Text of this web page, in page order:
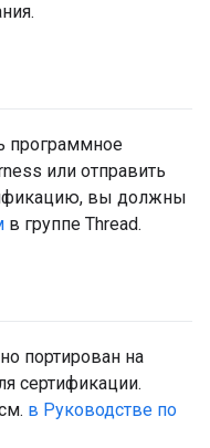
программное
или отправить
вы должны
в группе Thread.
портирован на
сертификации.
в Руководстве по